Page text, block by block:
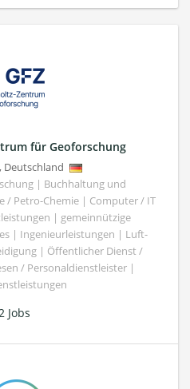
für Geoforschung
, Deutschland
| Buchhaltung und
/ Petro-Chemie | Computer / IT
| gemeinnützige
| Ingenieurleistungen | Luft-
| Öffentlicher Dienst /
/ Personaldienstleister |
Jobs